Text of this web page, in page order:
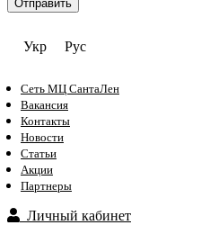
Укр Рус
Сеть МЦ СантаЛен
Вакансия
Контакты
Новости
Статьи
Акции
Партнеры
Личный кабинет